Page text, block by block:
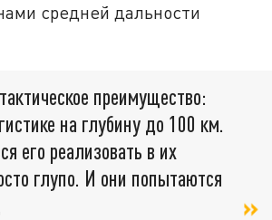
средней дальности
преимущество:
на глубину до 100 км.
его реализовать в их
глупо. И они попытаются